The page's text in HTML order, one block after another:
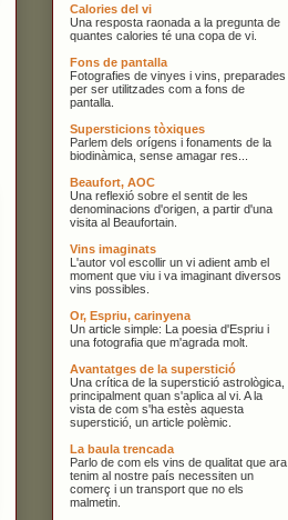
Calories del vi
Una resposta raonada a la pregunta de
quantes calories té una copa de vi.
Fons de pantalla
Fotografies de vinyes i vins, preparades
per ser utilitzades com a fons de
pantalla.
Supersticions tòxiques
Parlem dels orígens i fonaments de la
biodinàmica, sense amagar res...
Beaufort, AOC
Una reflexió sobre el sentit de les
denominacions d'origen, a partir d'una
visita al Beaufortain.
Vins imaginats
L'autor vol escollir un vi adient amb el
moment que viu i va imaginant diversos
vins possibles.
Or, Espriu, carinyena
Un article simple: La poesia d'Espriu i
una fotografia que m'agrada molt.
Avantatges de la superstició
Una crítica de la superstició astrològica,
principalment quan s'aplica al vi. A la
vista de com s'ha estès aquesta
superstició, un article polèmic.
La baula trencada
Parlo de com els vins de qualitat que ara
tenim al nostre país necessiten un
comerç i un transport que no els
malmetin.